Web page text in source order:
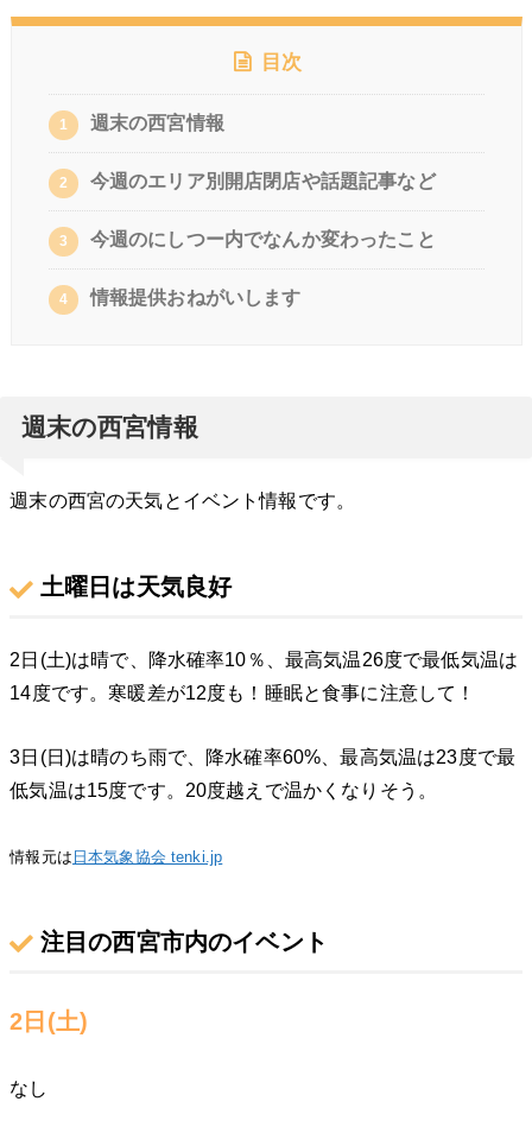
目次
1 週末の西宮情報
2 今週のエリア別開店閉店や話題記事など
3 今週のにしつー内でなんか変わったこと
4 情報提供おねがいします
週末の西宮情報
週末の西宮の天気とイベント情報です。
土曜日は天気良好
2日(土)は晴で、降水確率10％、最高気温26度で最低気温は
14度です。寒暖差が12度も！睡眠と食事に注意して！
3日(日)は晴のち雨で、降水確率60%、最高気温は23度で最
低気温は15度です。20度越えで温かくなりそう。
情報元は 日本気象協会 tenki.jp
注目の西宮市内のイベント
2日(土)
なし